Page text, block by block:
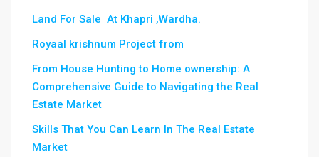
Land For Sale At Khapri ,Wardha.
Royaal krishnum Project from
From House Hunting to Home ownership: A
Comprehensive Guide to Navigating the Real
Estate Market
Skills That You Can Learn In The Real Estate
Market